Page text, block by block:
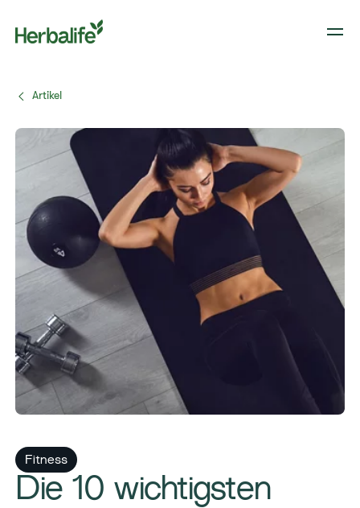
Artikel
Fitness
Die 10 wichtigsten